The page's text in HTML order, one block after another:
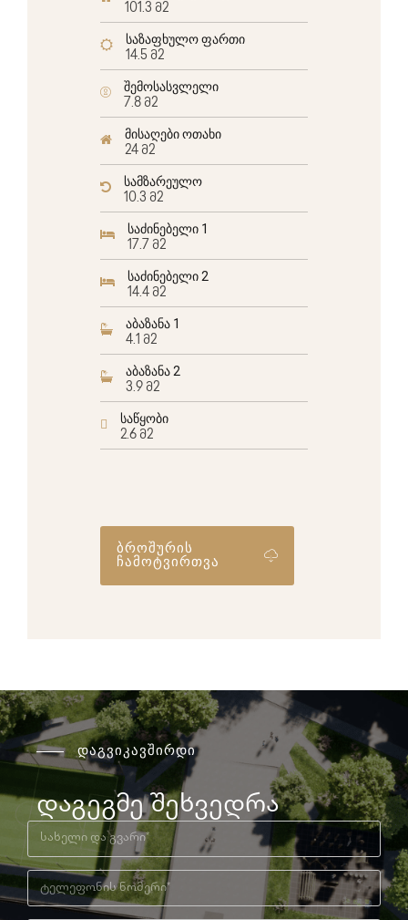
101.3 მ2
საზაფხულო ფართი
14.5 მ2
შემოსასვლელი
7.8 მ2
მისაღები ოთახი
24 მ2
სამზარეულო
10.3 მ2
საძინებელი 1
17.7 მ2
საძინებელი 2
14.4 მ2
აბაზანა 1
4.1 მ2
აბაზანა 2
3.9 მ2
საწყობი
2.6 მ2
ბროშურის
ჩამოტვირთვა
დაგვიკავშირდი
დაგეგმე შეხვედრა